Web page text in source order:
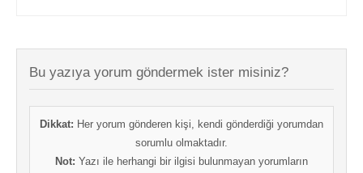
Bu yazıya yorum göndermek ister misiniz?
Dikkat: Her yorum gönderen kişi, kendi gönderdiği yorumdan
sorumlu olmaktadır.
Not: Yazı ile herhangi bir ilgisi bulunmayan yorumların